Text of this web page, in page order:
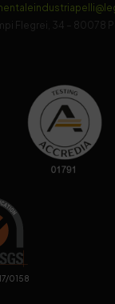
Flegrei, 34 – 80078